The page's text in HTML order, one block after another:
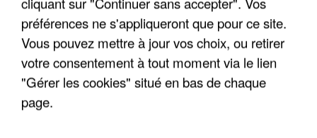
préférences ne s'appliqueront que pour ce site.
Vous pouvez mettre à jour vos choix, ou retirer
votre consentement à tout moment via le lien
"Gérer les cookies" situé en bas de chaque
page.